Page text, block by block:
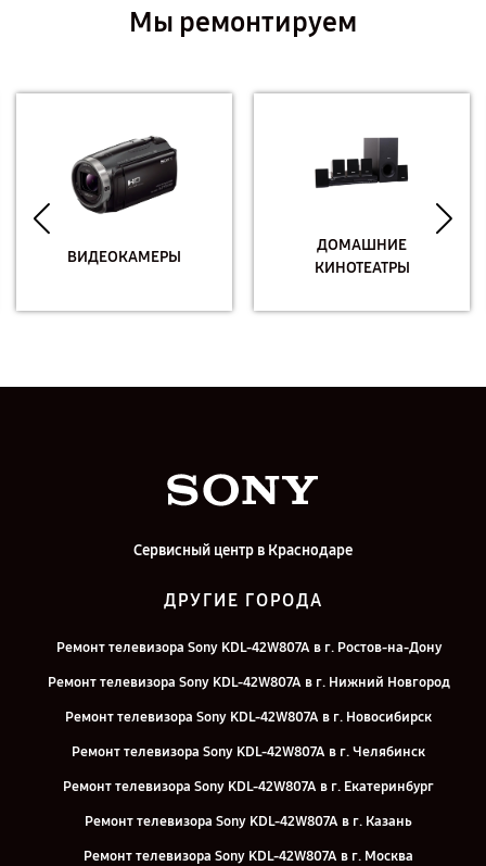
Мы ремонтируем
ВИДЕОКАМЕРЫ
ДОМАШНИЕ
КИНОТЕАТРЫ
Сервисный центр в Краснодаре
ДРУГИЕ ГОРОДА
Ремонт телевизора Sony KDL-42W807A в г. Ростов-на-Дону
Ремонт телевизора Sony KDL-42W807A в г. Нижний Новгород
Ремонт телевизора Sony KDL-42W807A в г. Новосибирск
Ремонт телевизора Sony KDL-42W807A в г. Челябинск
Ремонт телевизора Sony KDL-42W807A в г. Екатеринбург
Ремонт телевизора Sony KDL-42W807A в г. Казань
Ремонт телевизора Sony KDL-42W807A в г. Москва